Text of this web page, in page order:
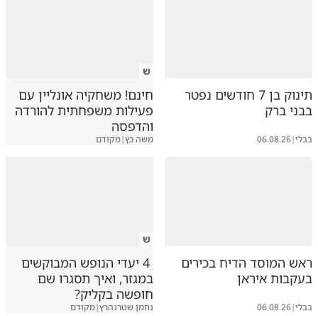
תינוק בן 7 חודשים נפטר
בבני ברק
בבלי|
06.08.26
ש
חינם! משחקיה אונליין עם
פעילות משפחתית להורדה
והדפסה
משה כץ|מקודם
ראש המוסד הדיח בכירים
בעקבות איראן
בבלי|
06.08.26
ש
4 יעדי הנופש המבוקשים
במגזר, ואיך תסגרו שם
חופשה בקליק?
נחמן שטרנהרץ|מקודם